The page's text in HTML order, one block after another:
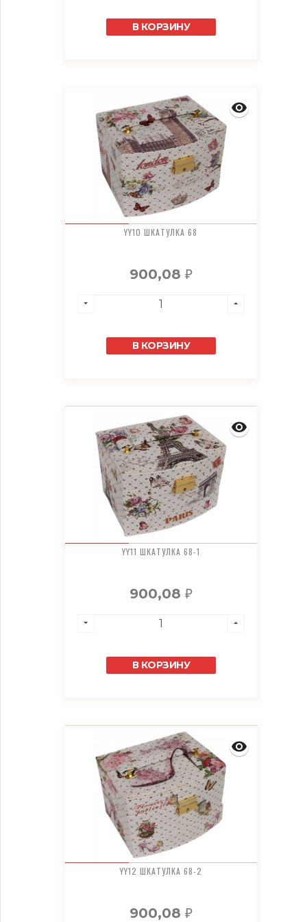
В КОРЗИНУ
YY10 ШКАТУЛКА 68
900,08 ₽
В КОРЗИНУ
YY11 ШКАТУЛКА 68-1
900,08 ₽
В КОРЗИНУ
YY12 ШКАТУЛКА 68-2
900,08 ₽